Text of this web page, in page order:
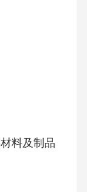
料及制品